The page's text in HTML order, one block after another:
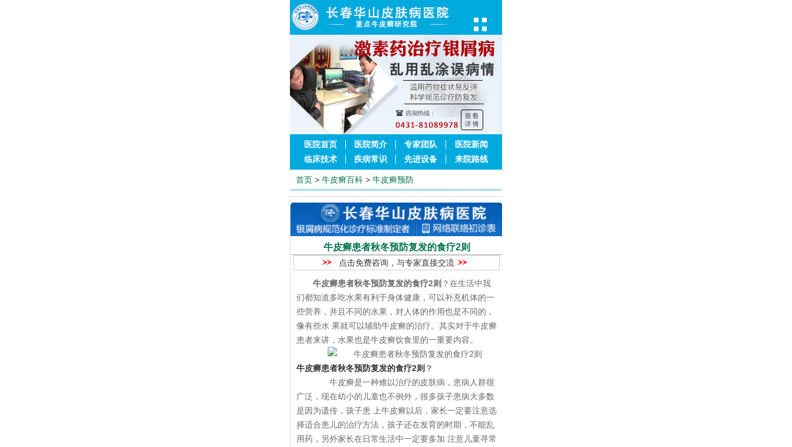
医院首页 医院简介 专家团队
医院新闻
临床技术
疾病常识 先进设备 来院路线
首页 > 牛皮癣百科 > 牛皮癣预防
牛皮癣患者秋冬预防复发的食疗2则
点击免费咨询，与专家直接交流
牛皮癣患者秋冬预防复发的食疗2则 ？在生活中我
们都知道多吃水果有利于身体健康，可以补充机体的一
些营养，并且不同的水果，对人体的作用也是不同的，
像有些水 果就可以辅助牛皮癣的治疗。其实对于牛皮癣
患者来讲，水果也是牛皮癣饮食里的一重要内容。
牛皮癣患者秋冬预防复发的食疗2则 ？
牛皮癣是一种难以治疗的皮肤病，患病人群很
广泛，现在幼小的儿童也不例外，很多孩子患病大多数
是因为遗传，孩子患 上牛皮癣以后，家长一定要注意选
择适合患儿的治疗方法，孩子还在发育的时期，不能乱
用药，另外家长在日常生活中一定要多加 注意儿童寻常